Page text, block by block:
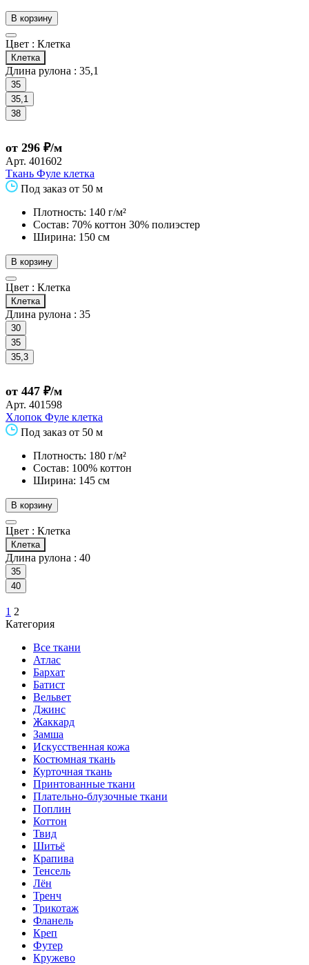
В корзину
Цвет : Клетка
Клетка
Длина рулона : 35,1
35
35,1
38
от 296 ₽/м
Арт. 401602
Ткань Фуле клетка
Под заказ от 50 м
Плотность: 140 г/м²
Состав: 70% коттон 30% полиэстер
Ширина: 150 см
В корзину
Цвет : Клетка
Клетка
Длина рулона : 35
30
35
35,3
от 447 ₽/м
Арт. 401598
Хлопок Фуле клетка
Под заказ от 50 м
Плотность: 180 г/м²
Состав: 100% коттон
Ширина: 145 см
В корзину
Цвет : Клетка
Клетка
Длина рулона : 40
35
40
1 2
Категория
Все ткани
Атлас
Бархат
Батист
Вельвет
Джинс
Жаккард
Замша
Искусственная кожа
Костюмная ткань
Курточная ткань
Принтованные ткани
Плательно-блузочные ткани
Поплин
Коттон
Твид
Шитьё
Крапива
Тенсель
Лён
Тренч
Трикотаж
Фланель
Креп
Футер
Кружево